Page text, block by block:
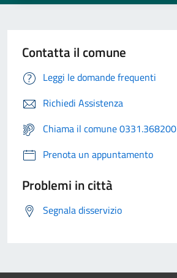
Contatta il comune
Leggi le domande frequenti
Richiedi Assistenza
Chiama il comune 0331.368200
Prenota un appuntamento
Problemi in città
Segnala disservizio